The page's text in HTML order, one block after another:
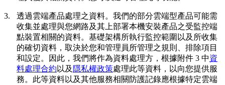
3. 透過雲端產品處理之資料。 我們的部分雲端型產品可能需
收集並處理與您網路及其上部署本機安裝產品之受監控端
點裝置相關的資料。基礎架構所執行監控範圍以及所收集
的確切資料，取決於您和管理員所管理之規則、排除項目
和設定。因此，我們將作為資料處理方，根據附件 3 中資
料處理合約 以及 隱私權政策處理此等資料，以向您提供服
務。此等資料以及其他服務相關防護記錄應根據特定雲端